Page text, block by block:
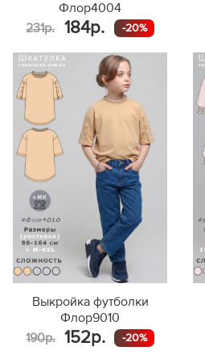
Флор4004
231р.
184р. -20%
Выкройка футболки
Флор9010
190р.
152р. -20%